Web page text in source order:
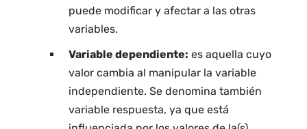
puede modificar y afectar a las otras
variables.
Variable dependiente: es aquella cuyo
valor cambia al manipular la variable
independiente. Se denomina también
variable respuesta, ya que está